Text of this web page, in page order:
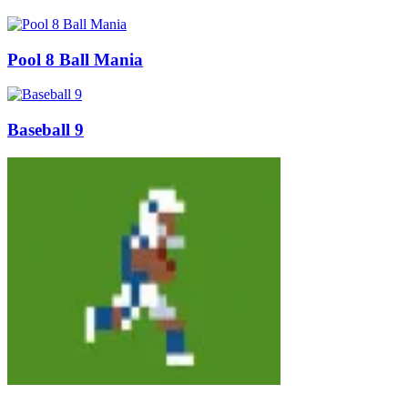
Pool 8 Ball Mania
Baseball 9